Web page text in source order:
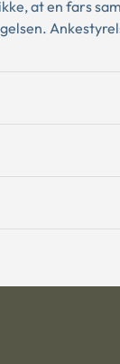
at en fars